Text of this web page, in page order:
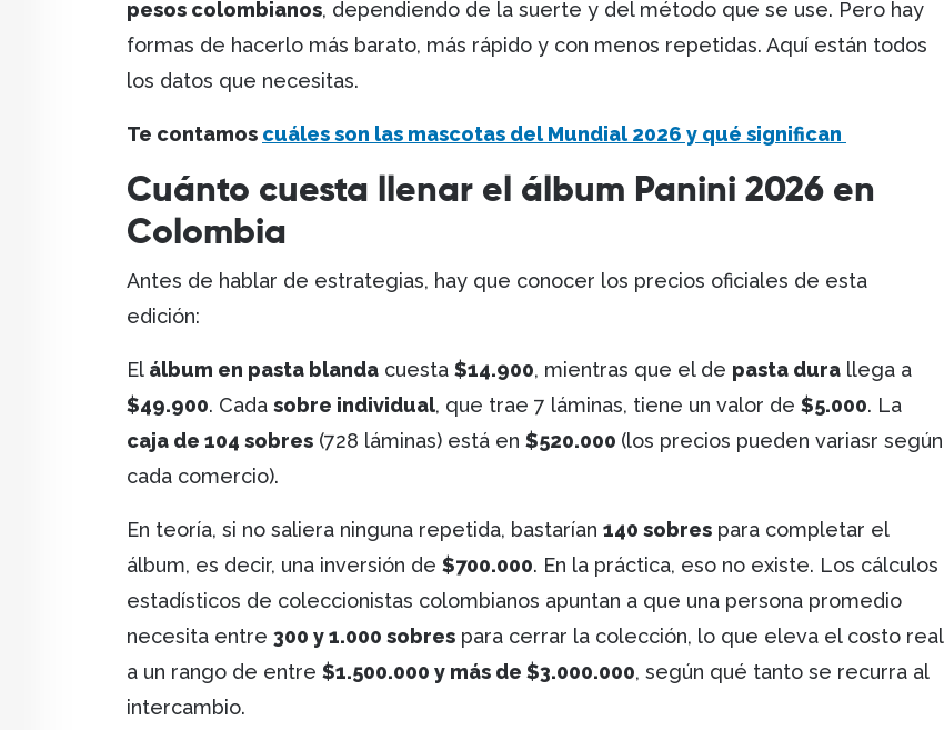
pesos colombianos, dependiendo de la suerte y del método que se use. Pero hay
formas de hacerlo más barato, más rápido y con menos repetidas. Aquí están todos
los datos que necesitas.
Te contamos cuáles son las mascotas del Mundial 2026 y qué significan
Cuánto cuesta llenar el álbum Panini 2026 en
Colombia
Antes de hablar de estrategias, hay que conocer los precios oficiales de esta
edición:
El álbum en pasta blanda cuesta $14.900, mientras que el de pasta dura llega a
$49.900. Cada sobre individual, que trae 7 láminas, tiene un valor de $5.000. La
caja de 104 sobres (728 láminas) está en $520.000 (los precios pueden variasr según
cada comercio).
En teoría, si no saliera ninguna repetida, bastarían 140 sobres para completar el
álbum, es decir, una inversión de $700.000. En la práctica, eso no existe. Los cálculos
estadísticos de coleccionistas colombianos apuntan a que una persona promedio
necesita entre 300 y 1.000 sobres para cerrar la colección, lo que eleva el costo real
a un rango de entre $1.500.000 y más de $3.000.000, según qué tanto se recurra al
intercambio.